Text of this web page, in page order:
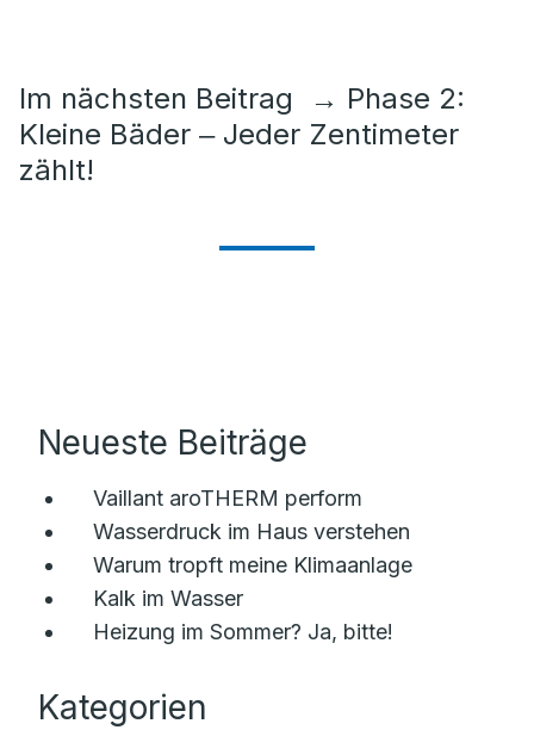
Im nächsten Beitrag → Phase 2:
Kleine Bäder ‒ Jeder Zentimeter
zählt!
Neueste Beiträge
Vaillant aroTHERM perform
Wasserdruck im Haus verstehen
Warum tropft meine Klimaanlage
Kalk im Wasser
Heizung im Sommer? Ja, bitte!
Kategorien